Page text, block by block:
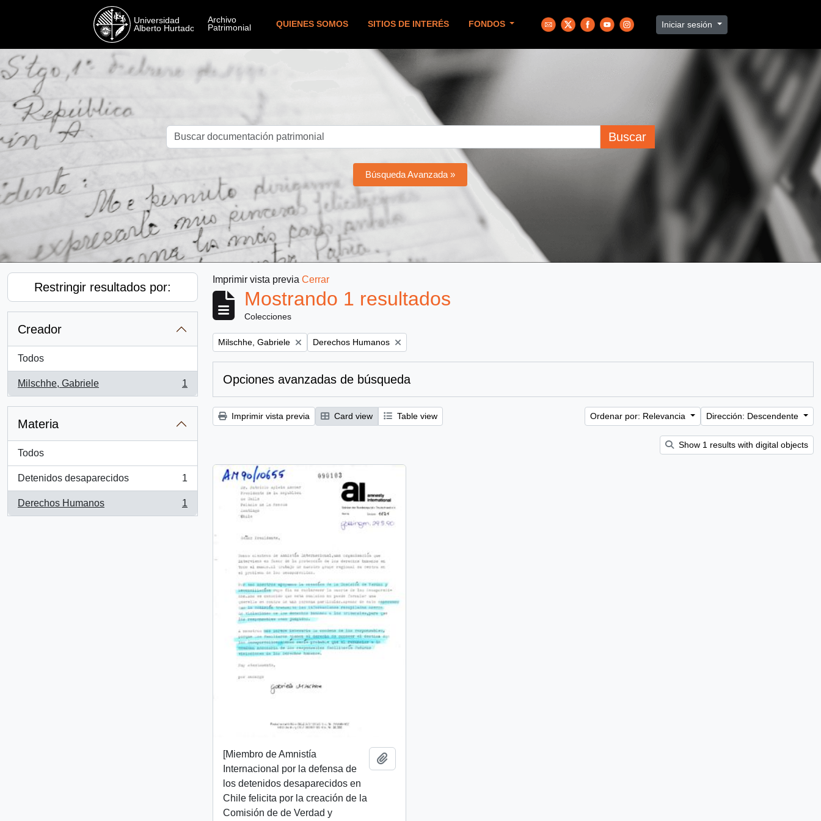
QUIENES SOMOS SITIOS DE INTERÉS FONDOS Iniciar sesión
Buscar
Búsqueda Avanzada »
Restringir resultados por:
Creador
Todos
Milschhe, Gabriele
, 1 resultados
1
Materia
Todos
Detenidos desaparecidos
, 1 resultados
1
Derechos Humanos
, 1 resultados
1
Imprimir vista previa Cerrar
Mostrando 1 resultados
Colecciones
Remove filter:
Milschhe, Gabriele Remove filter:
Derechos Humanos
Opciones avanzadas de búsqueda
Imprimir vista previa Card view Table view Ordenar por: Relevancia Dirección: Descendente
Show 1 results with digital objects
[Miembro de Amnistía
Internacional por la defensa de
los detenidos desaparecidos en
Chile felicita por la creación de la
Comisión de de Verdad y